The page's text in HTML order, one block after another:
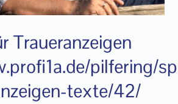
Traueranzeigen
pilfering/
texte/42/